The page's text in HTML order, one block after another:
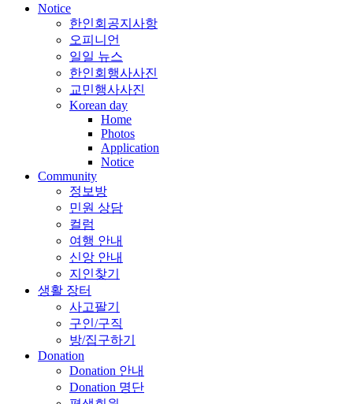
Notice
한인회공지사항
오피니언
일일 뉴스
한인회행사사진
교민행사사진
Korean day
Home
Photos
Application
Notice
Community
정보방
민원 상담
컬럼
여행 안내
신앙 안내
지인찾기
생활 장터
사고팔기
구인/구직
방/집구하기
Donation
Donation 안내
Donation 명단